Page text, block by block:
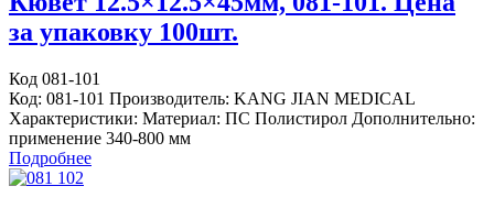
за упаковку 100шт.
Код 081-101
Код: 081-101 Производитель: KANG JIAN MEDICAL
Характеристики: Материал: ПС Полистирол Дополнительно:
применение 340-800 мм
Подробнее